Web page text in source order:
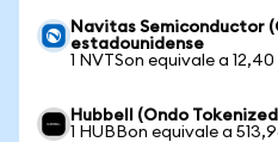
Navitas Semiconductor
estadounidense
1 NVTSon equivale a 12,40
Hubbell (Ondo
1 HUBBon equivale a